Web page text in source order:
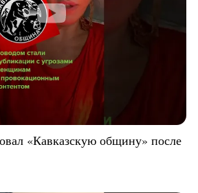
«Кавказскую общину» после